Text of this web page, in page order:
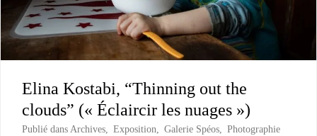
Elina Kostabi, “Thinning out the
clouds” (« Éclaircir les nuages »)
Publié dans Archives, Exposition, Galerie Spéos, Photographie